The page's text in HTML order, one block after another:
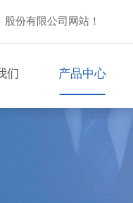
份有限公司网站！
们 产品中心